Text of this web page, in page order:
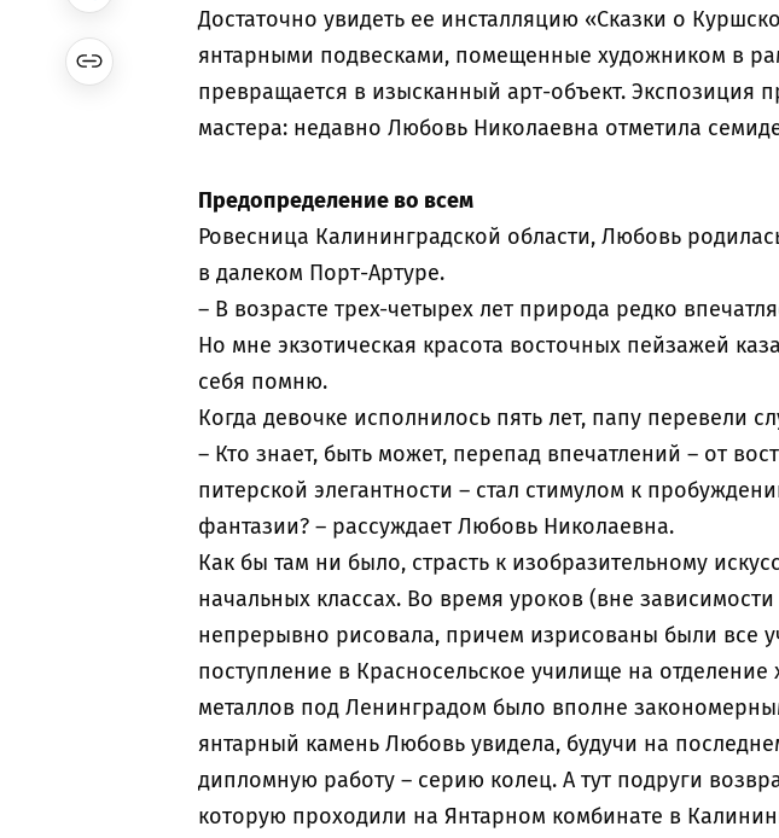
Достаточно увидеть ее инсталляцию «Сказки о
янтарными подвесками, помещенные художником в
превращается в изысканный арт-объект. Экспозиция
мастера: недавно Любовь Николаевна отметила
Предопределение во всем
Ровесница Калининградской области, Любовь
в далеком Порт-Артуре.
– В возрасте трех-четырех лет природа редко
Но мне экзотическая красота восточных пейзажей
себя помню.
Когда девочке исполнилось пять лет, папу перевели
– Кто знает, быть может, перепад впечатлений – от
питерской элегантности – стал стимулом к
фантазии? – рассуждает Любовь Николаевна.
Как бы там ни было, страсть к изобразительному
начальных классах. Во время уроков (вне
непрерывно рисовала, причем изрисованы были все
поступление в Красносельское училище на отделение
металлов под Ленинградом было вполне
янтарный камень Любовь увидела, будучи на
дипломную работу – серию колец. А тут подруги
которую проходили на Янтарном комбинате в